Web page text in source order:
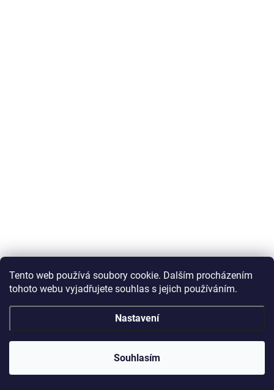
Tento web používá soubory cookie. Dalším procházením
tohoto webu vyjadřujete souhlas s jejich používáním.
Nastavení
Souhlasím